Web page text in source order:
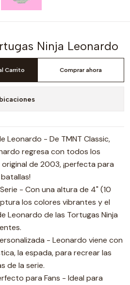
Ninja Leonardo
Carrito Comprar ahora
Leonardo - De TMNT Classic,
regresa con todos los
de 2003, ¡perfecta para
- Con una altura de 4" (10
los colores vibrantes y el
Leonardo de las Tortugas Ninja
- Leonardo viene con
la espada, para recrear las
de la serie.
para Fans - Ideal para